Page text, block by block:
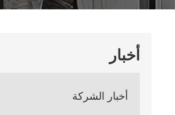
أخبار
أخبار الشركة